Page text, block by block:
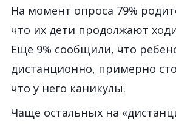
На момент опроса 79%
что их дети продолжают
Еще 9% сообщили, что
дистанционно, примерно
что у него каникулы.
Чаще остальных на